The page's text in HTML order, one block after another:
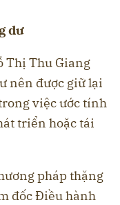
dư
Thị Thu Giang
nên được giữ lại
việc ước tính
triển hoặc tái
pháp thặng
đốc Điều hành